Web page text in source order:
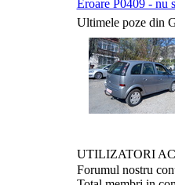
Eroare P0409 - nu
Ultimele poze din
UTILIZATORI
Forumul nostru